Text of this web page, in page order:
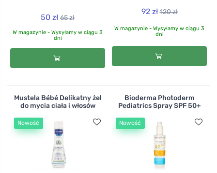
50 zł 65 zł
W magazynie - Wysyłamy w ciągu 3
dni
92 zł 120 zł
W magazynie - Wysyłamy w ciągu 3
dni
Mustela Bébé Delikatny żel
do mycia ciała i włosów
Nowość
Bioderma Photoderm
Pediatrics Spray SPF 50+
Nowość